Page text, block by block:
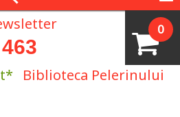
0
Biblioteca Pelerinului